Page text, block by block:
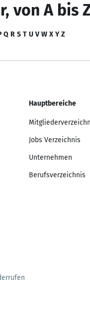
von A bis
Q R S T U V W X Y Z
Hauptbereiche
Jobs Verzeichnis
Unternehmen
Berufsverzeichnis